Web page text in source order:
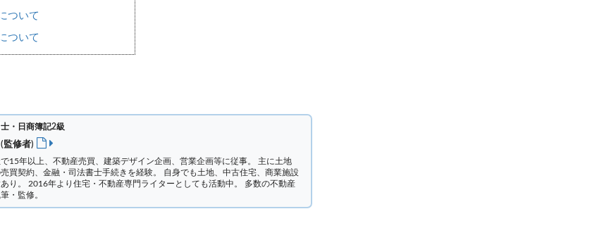
ついて
ついて
・日商簿記2級
(監修者)
15年以上、不動産売買、建築デザイン企画、営業企画等に従事。 主に土地
買契約、金融・司法書士手続きを経験。 自身でも土地、中古住宅、商業施設
り。 2016年より住宅・不動産専門ライターとしても活動中。 多数の不動産
・監修。